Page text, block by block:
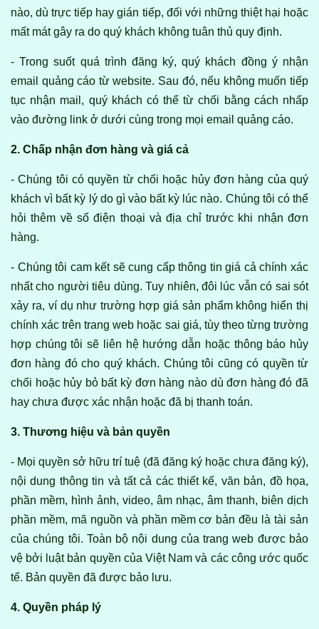
nào, dù trực tiếp hay gián tiếp, đối với những thiệt hại hoặc
mất mát gây ra do quý khách không tuân thủ quy định.
- Trong suốt quá trình đăng ký, quý khách đồng ý nhận
email quảng cáo từ website. Sau đó, nếu không muốn tiếp
tục nhận mail, quý khách có thể từ chối bằng cách nhấp
vào đường link ở dưới cùng trong mọi email quảng cáo.
2. Chấp nhận đơn hàng và giá cả
- Chúng tôi có quyền từ chối hoặc hủy đơn hàng của quý
khách vì bất kỳ lý do gì vào bất kỳ lúc nào. Chúng tôi có thể
hỏi thêm về số điện thoại và địa chỉ trước khi nhận đơn
hàng.
- Chúng tôi cam kết sẽ cung cấp thông tin giá cả chính xác
nhất cho người tiêu dùng. Tuy nhiên, đôi lúc vẫn có sai sót
xảy ra, ví dụ như trường hợp giá sản phẩm không hiển thị
chính xác trên trang web hoặc sai giá, tùy theo từng trường
hợp chúng tôi sẽ liên hệ hướng dẫn hoặc thông báo hủy
đơn hàng đó cho quý khách. Chúng tôi cũng có quyền từ
chối hoặc hủy bỏ bất kỳ đơn hàng nào dù đơn hàng đó đã
hay chưa được xác nhận hoặc đã bị thanh toán.
3. Thương hiệu và bản quyền
- Mọi quyền sở hữu trí tuệ (đã đăng ký hoặc chưa đăng ký),
nội dung thông tin và tất cả các thiết kế, văn bản, đồ họa,
phần mềm, hình ảnh, video, âm nhạc, âm thanh, biên dịch
phần mềm, mã nguồn và phần mềm cơ bản đều là tài sản
của chúng tôi. Toàn bộ nội dung của trang web được bảo
vệ bởi luật bản quyền của Việt Nam và các công ước quốc
tế. Bản quyền đã được bảo lưu.
4. Quyền pháp lý